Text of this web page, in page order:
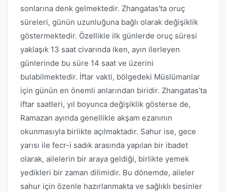
sonlarına denk gelmektedir. Zhangatas'ta oruç
süreleri, günün uzunluğuna bağlı olarak değişiklik
göstermektedir. Özellikle ilk günlerde oruç süresi
yaklaşık 13 saat civarında iken, ayın ilerleyen
günlerinde bu süre 14 saat ve üzerini
bulabilmektedir. İftar vakti, bölgedeki Müslümanlar
için günün en önemli anlarından biridir. Zhangatas’ta
iftar saatleri, yıl boyunca değişiklik gösterse de,
Ramazan ayında genellikle akşam ezanının
okunmasıyla birlikte açılmaktadır. Sahur ise, gece
yarısı ile fecr-i sadık arasında yapılan bir ibadet
olarak, ailelerin bir araya geldiği, birlikte yemek
yedikleri bir zaman dilimidir. Bu dönemde, aileler
sahur için özenle hazırlanmakta ve sağlıklı besinler